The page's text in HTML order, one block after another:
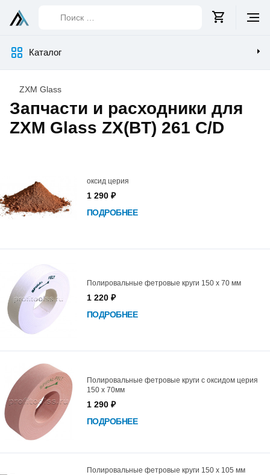
Каталог
Поиск
ZXM Glass
Запчасти и расходники для
ZXM Glass ZX(BT) 261 C/D
оксид церия
1 290 ₽
ПОДРОБНЕЕ
Полировальные фетровые круги 150 х 70 мм
1 220 ₽
ПОДРОБНЕЕ
Полировальные фетровые круги c оксидом церия
150 х 70мм
1 290 ₽
ПОДРОБНЕЕ
Полировальные фетровые круги 150 х 105 мм